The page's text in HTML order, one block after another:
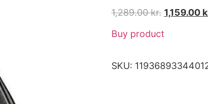
1,289.00kr. 1,159.00
Buy product
SKU: